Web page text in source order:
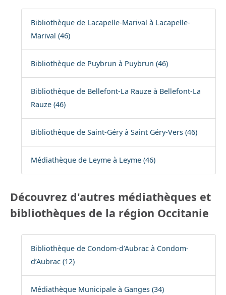
Bibliothèque de Lacapelle-Marival à Lacapelle-
Marival (46)
Bibliothèque de Puybrun à Puybrun (46)
Bibliothèque de Bellefont-La Rauze à Bellefont-La
Rauze (46)
Bibliothèque de Saint-Géry à Saint Géry-Vers (46)
Médiathèque de Leyme à Leyme (46)
Découvrez d'autres médiathèques et
bibliothèques de la région Occitanie
Bibliothèque de Condom-d’Aubrac à Condom-
d’Aubrac (12)
Médiathèque Municipale à Ganges (34)